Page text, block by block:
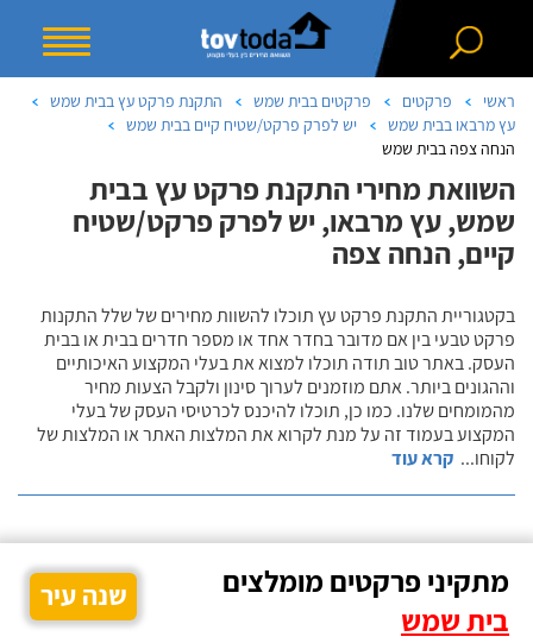
ראשי פרקטים פרקטים בבית שמש
התקנת פרקט עץ בבית שמש
עץ מרבאו בבית שמש
יש לפרק פרקט/שטיח קיים בבית שמש
הנחה צפה בבית שמש
השוואת מחירי התקנת פרקט עץ בבית
שמש, עץ מרבאו, יש לפרק פרקט/שטיח
קיים, הנחה צפה
בקטגוריית התקנת פרקט עץ תוכלו להשוות מחירים של שלל התקנות
פרקט טבעי בין אם מדובר בחדר אחד או מספר חדרים בבית או בבית
העסק. באתר טוב תודה תוכלו למצוא את בעלי המקצוע האיכותיים
וההגונים ביותר. אתם מוזמנים לערוך סינון ולקבל הצעות מחיר
מהמומחים שלנו. כמו כן, תוכלו להיכנס לכרטיסי העסק של בעלי
המקצוע בעמוד זה על מנת לקרוא את המלצות האתר או המלצות של
לקוחו... קרא עוד
מתקיני פרקטים מומלצים
בית שמש
שנה עיר